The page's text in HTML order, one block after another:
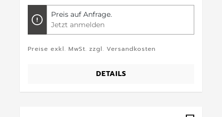
Preis auf Anfrage.
Jetzt anmelden
Preise exkl. MwSt. zzgl. Versandkosten
DETAILS